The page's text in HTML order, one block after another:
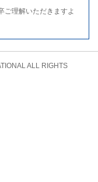
ご理解いただきますよ